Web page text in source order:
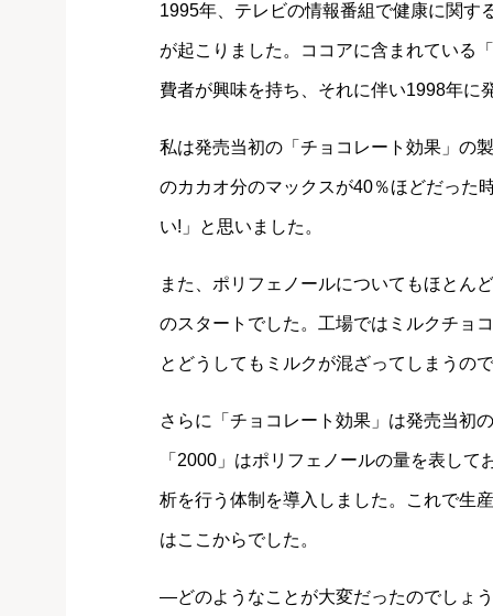
1995年、テレビの情報番組で健康に関す
が起こりました。ココアに含まれている
費者が興味を持ち、それに伴い1998年に
私は発売当初の「チョコレート効果」の
のカカオ分のマックスが40％ほどだった
い!」と思いました。
また、ポリフェノールについてもほとん
のスタートでした。工場ではミルクチョ
とどうしてもミルクが混ざってしまうの
さらに「チョコレート効果」は発売当初
「2000」はポリフェノールの量を表し
析を行う体制を導入しました。これで生
はここからでした。
―どのようなことが大変だったのでしょ